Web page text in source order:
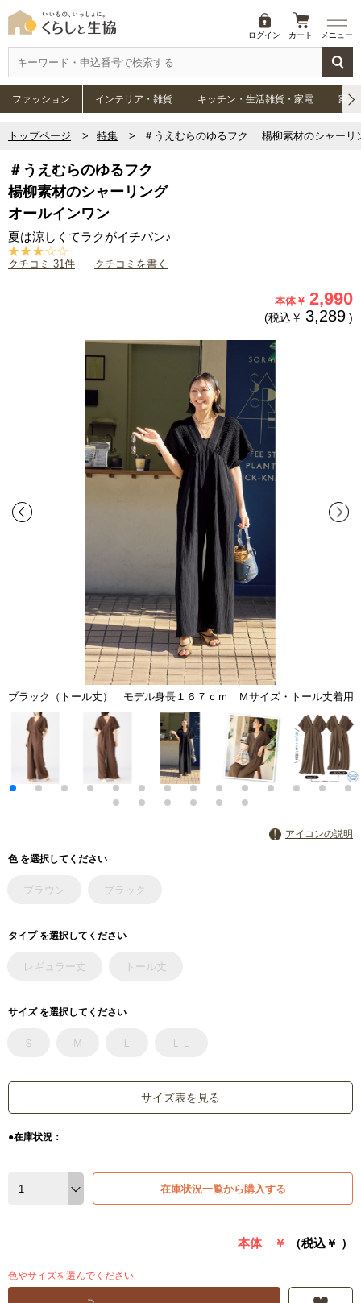
ログイン カート メニュー
ファッション インテリア・雑貨 キッチン・生活雑貨・家電 家具
トップページ 特集 ＃うえむらのゆるフク 楊柳素材のシャーリ
＃うえむらのゆるフク
楊柳素材のシャーリング
オールインワン
夏は涼しくてラクがイチバン♪
クチコミ 31件 クチコミを書く
本体￥ 2,990
(税込￥ 3,289 )
ブラック（トール丈） モデル身長１６７ｃｍ Ｍサイズ・トール丈着用
アイコンの説明
色 を選択してください
ブラウン ブラック
タイプ を選択してください
レギュラー丈 トール丈
サイズ を選択してください
Ｓ Ｍ Ｌ ＬＬ
サイズ表を見る
●在庫状況：
在庫状況一覧から購入する
本体 ￥ （税込￥ ）
色やサイズを選んでください